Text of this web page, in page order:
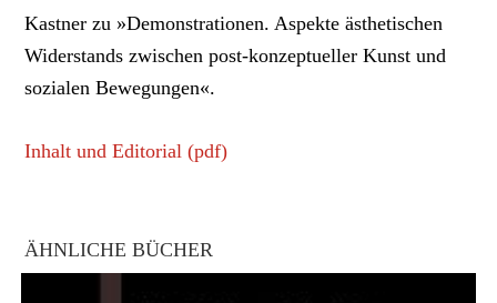
Kastner zu »Demonstrationen. Aspekte ästhetischen
Widerstands zwischen post-konzeptueller Kunst und
sozialen Bewegungen«.
Inhalt und Editorial (pdf)
ÄHNLICHE BÜCHER